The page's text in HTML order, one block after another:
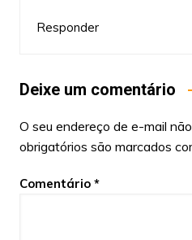
Responder
Deixe um comentário
O seu endereço de e-mail
obrigatórios são marcados
Comentário *